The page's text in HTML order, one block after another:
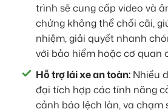
trình sẽ cung cấp video và
chứng không thể chối cãi,
nhiệm, giải quyết nhanh
với bảo hiểm hoặc cơ quan
Hỗ trợ lái xe an toàn: Nhiều
đại tích hợp các tính năng
cảnh báo lệch làn, va chạm